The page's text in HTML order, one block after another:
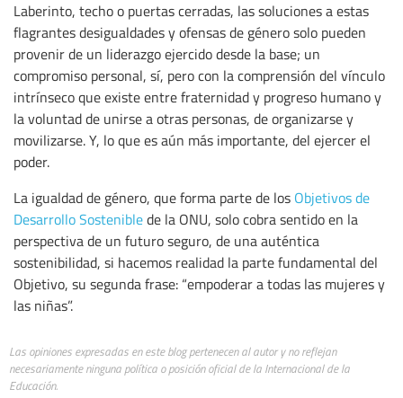
Laberinto, techo o puertas cerradas, las soluciones a estas
flagrantes desigualdades y ofensas de género solo pueden
provenir de un liderazgo ejercido desde la base; un
compromiso personal, sí, pero con la comprensión del vínculo
intrínseco que existe entre fraternidad y progreso humano y
la voluntad de unirse a otras personas, de organizarse y
movilizarse. Y, lo que es aún más importante, del ejercer el
poder.
La igualdad de género, que forma parte de los Objetivos de
Desarrollo Sosteniblede la ONU, solo cobra sentido en la
perspectiva de un futuro seguro, de una auténtica
sostenibilidad, si hacemos realidad la parte fundamental del
Objetivo, su segunda frase: “empoderar a todas las mujeres y
las niñas”.
Las opiniones expresadas en este blog pertenecen al autor y no reflejan
necesariamente ninguna política o posición oficial de la Internacional de la
Educación.